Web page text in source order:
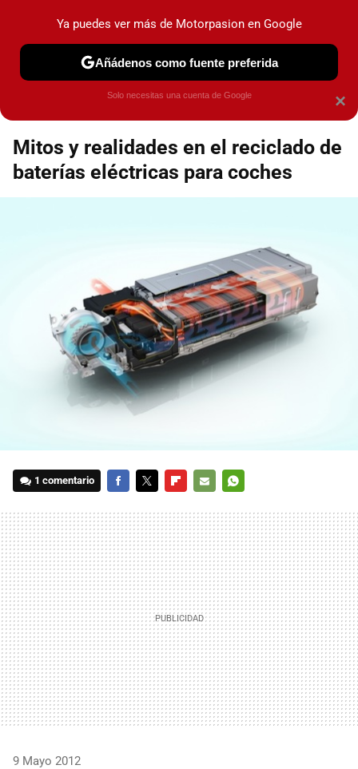
marca que se menciona
Espacio Toyota
Mitos y realidades en el reciclado de
baterías eléctricas para coches
1 comentario
MAIL
9 Mayo 2012
×
Ya puedes ver más de Motorpasion en Google
Añádenos como fuente preferida
Solo necesitas una cuenta de Google